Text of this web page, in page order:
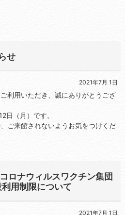
せ
2021年7月 1日
利用いただき、誠にありがとうござ
日（月）です。
ご来館されないようお気をつけくだ
ロナウィルスワクチン集団
用制限について
2021年7月 1日